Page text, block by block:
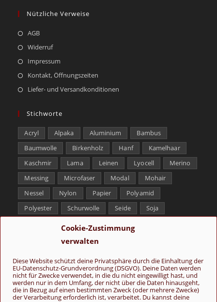
Cookie-Zustimmung
verwalten
Diese Website schützt deine Privatsphäre durch die Einhaltung der
EU-Datenschutz-Grundverordnung (DSGVO). Deine Daten werden
nicht für Zwecke verwendet, in die du nicht eingewilligt hast, und
werden nur in dem Umfang, der nicht über die Daten hinausgeht,
die in Bezug auf einen bestimmten Zweck (oder mehrere Zwecke)
der Verarbeitung erforderlich ist, verarbeitet. Du kannst deine
Nützliche Verweise
AGB
Widerruf
Impressum
Kontakt, Öffnungszeiten
Liefer- und Versandkonditionen
Stichworte
Acryl Alpaka Aluminium
Bambus
Baumwolle
Birkenholz Hanf
Kamelhaar
Kaschmir
Lama Leinen Lyocell
Merino
Messing
Microfaser Modal
Mohair
Nessel
Nylon Papier
Polyamid
Polyester
Schurwolle Seide
Soja
Tencel
Yak
Folge uns